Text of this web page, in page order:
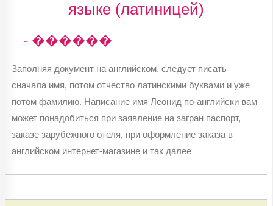
языке (латиницей)
- ������
Заполняя документ на английском, следует писать
сначала имя, потом отчество латинскими буквами и уже
потом фамилию. Написание имя Леонид по-английски вам
может понадобиться при заявление на загран паспорт,
заказе зарубежного отеля, при оформление заказа в
английском интернет-магазине и так далее